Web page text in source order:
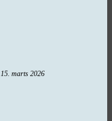
15. marts 2026